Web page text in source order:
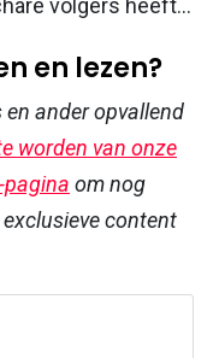
volgers heeft...
en lezen?
ander opvallend
worden van onze
om nog
content